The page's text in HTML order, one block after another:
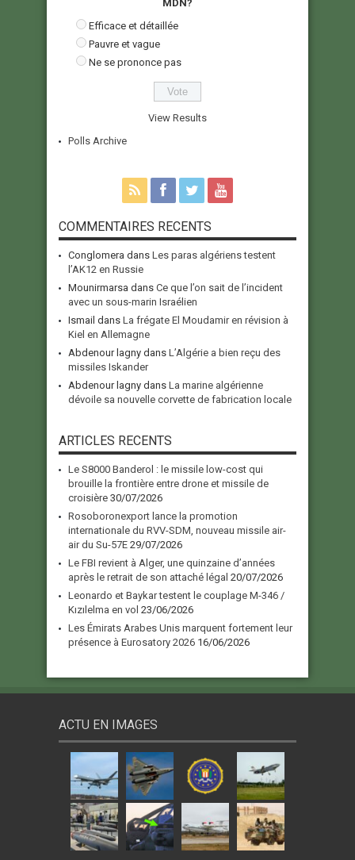
MDN?
Efficace et détaillée
Pauvre et vague
Ne se prononce pas
View Results
Polls Archive
COMMENTAIRES RECENTS
Conglomera dans Les paras algériens testent
l’AK12 en Russie
Mounirmarsa dans Ce que l’on sait de l’incident
avec un sous-marin Israélien
Ismail dans La frégate El Moudamir en révision à
Kiel en Allemagne
Abdenour lagny dans L’Algérie a bien reçu des
missiles Iskander
Abdenour lagny dans La marine algérienne
dévoile sa nouvelle corvette de fabrication locale
ARTICLES RECENTS
Le S8000 Banderol : le missile low-cost qui
brouille la frontière entre drone et missile de
croisière 30/07/2026
Rosoboronexport lance la promotion
internationale du RVV-SDM, nouveau missile air-
air du Su-57E 29/07/2026
Le FBI revient à Alger, une quinzaine d’années
après le retrait de son attaché légal 20/07/2026
Leonardo et Baykar testent le couplage M-346 /
Kızılelma en vol 23/06/2026
Les Émirats Arabes Unis marquent fortement leur
présence à Eurosatory 2026 16/06/2026
ACTU EN IMAGES